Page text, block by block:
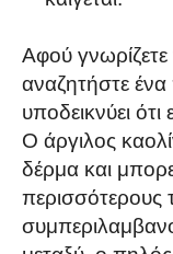
Αφού
αναζητήστε
υποδεικνύει
Ο άργιλος
δέρμα και
περισσότερους